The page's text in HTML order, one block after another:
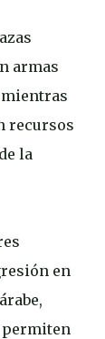
armas
mientras
recursos
la
en
permiten